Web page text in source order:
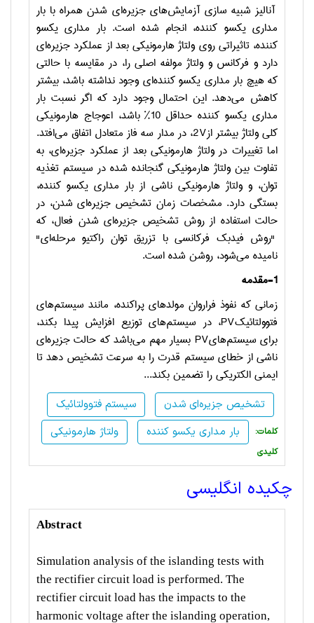
آنالیز شبیه سازی آزمایش‌های جزیره‌ای شدن همراه با بار
مداری یکسو کننده، انجام شده است. بار مداری یکسو
کننده، تاثیراتی روی ولتاژ هارمونیکی بعد از عملکرد جزیره‌ای
دارد و فرکانس و ولتاژ مولفه اصلی را، در مقایسه با حالتی
که هیچ بار مداری یکسو کننده‌ای وجود نداشته باشد، بیشتر
کاهش می‌دهد. این احتمال وجود دارد که اگر نسبت بار
مداری یکسو کننده حداقل 10% باشد، اعوجاج هارمونیکی
کلی ولتاژ بیشتر از2V، در مدار سه فاز متعادل اتفاق می‌افتد.
اما تغییرات در ولتاژ هارمونیکی بعد از عملکرد جزیره‌ای، به
تفاوت بین ولتاژ هارمونیکی گنجانده شده در سیستم تغذیه
توان، و ولتاژ هارمونیکی ناشی از بار مداری یکسو کننده،
بستگی دارد. مشخصات زمان تشخیص جزیره‌ای شدن، در
حالت استفاده از روش تشخیص جزیره‌ای شدن فعال، که
"روش فیدبک فرکانسی با تزریق توان راکتیو مرحله‌ای"
نامیده می‌شود، روشن شده است.
1-مقدمه
زمانی که نفوذ فراروان مولدهای پراکنده، مانند سیستم‌های
فتوولتائیکPV، در سیستم‌های توزیع افزایش پیدا بکند،
برای سیستم‌هایPV بسیار مهم می‌باشد که حالت جزیره‌ای
ناشی از خطای سیستم قدرت را به سرعت تشخیص دهد تا
ایمنی الکتریکی را تضمین بکند...
سیستم فتوولتائیک
تشخیص جزیره‌ای شدن
ولتاژ هارمونیکی
بار مداری یکسو کننده
:کلمات
کلیدی
چکیده انگلیسی
Abstract
Simulation analysis of the islanding tests with
the rectifier circuit load is performed. The
rectifier circuit load has the impacts to the
harmonic voltage after the islanding operation,